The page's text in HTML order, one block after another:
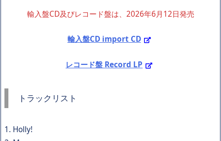
輸入盤CD及びレコード盤は、2026年6月12日発売
輸入盤CD import CD
レコード盤 Record LP
トラックリスト
1. Holly!